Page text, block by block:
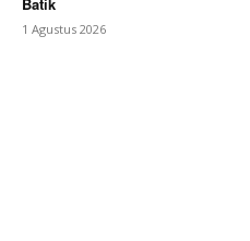
1 Agustus 2026